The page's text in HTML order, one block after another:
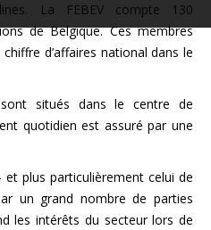
La FEBEV compte 130
de Belgique. Ces membres
d’affaires national dans le
situés dans le centre de
quotidien est assuré par une
et plus particulièrement celui de
un grand nombre de parties
les intérêts du secteur lors de